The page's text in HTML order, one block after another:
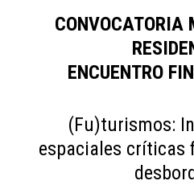
CONVOCATORIA
ENCUENTRO
(Fu)turismos:
espaciales críticas